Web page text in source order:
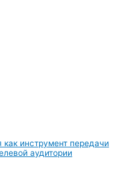
как инструмент передачи
аудитории